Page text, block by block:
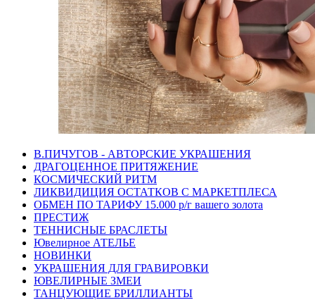
В.ПИЧУГОВ - АВТОРСКИЕ УКРАШЕНИЯ
ДРАГОЦЕННОЕ ПРИТЯЖЕНИЕ
КОСМИЧЕСКИЙ РИТМ
ЛИКВИДИЦИЯ ОСТАТКОВ С МАРКЕТПЛЕСА
ОБМЕН ПО ТАРИФУ 15.000 р/г вашего золота
ПРЕСТИЖ
ТЕННИСНЫЕ БРАСЛЕТЫ
Ювелирное АТЕЛЬЕ
НОВИНКИ
УКРАШЕНИЯ ДЛЯ ГРАВИРОВКИ
ЮВЕЛИРНЫЕ ЗМЕИ
ТАНЦУЮЩИЕ БРИЛЛИАНТЫ